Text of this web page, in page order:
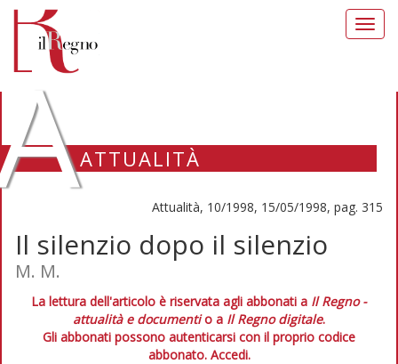
ATTUALITÀ
Attualità, 10/1998, 15/05/1998, pag. 315
Il silenzio dopo il silenzio
M. M.
La lettura dell'articolo è riservata agli abbonati a Il Regno -
attualità e documentio a Il Regno digitale.
Gli abbonati possono autenticarsi con il proprio codice
abbonato. Accedi.